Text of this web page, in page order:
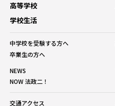
高等学校
学校生活
中学校を受験する方へ
卒業生の方へ
NEWS
NOW 法政二！
交通アクセス